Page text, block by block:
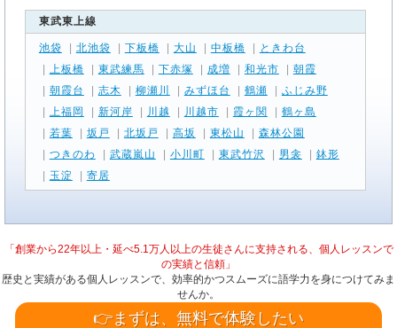
東武東上線
池袋 北池袋 下板橋 大山 中板橋
ときわ台
上板橋 東武練馬 下赤塚 成増 和光市
朝霞
朝霞台 志木 柳瀬川 みずほ台 鶴瀬
ふじみ野
上福岡 新河岸 川越 川越市 霞ヶ関
鶴ヶ島
若葉 坂戸 北坂戸 高坂 東松山
森林公園
つきのわ 武蔵嵐山 小川町 東武竹沢 男衾
鉢形
玉淀 寄居
「創業から22年以上・延べ5.1万人以上の生徒さんに支持される、個人レッスンで
の実績と信頼」
歴史と実績がある個人レッスンで、効率的かつスムーズに語学力を身につけてみま
せんか。
👉まずは、無料で体験したい